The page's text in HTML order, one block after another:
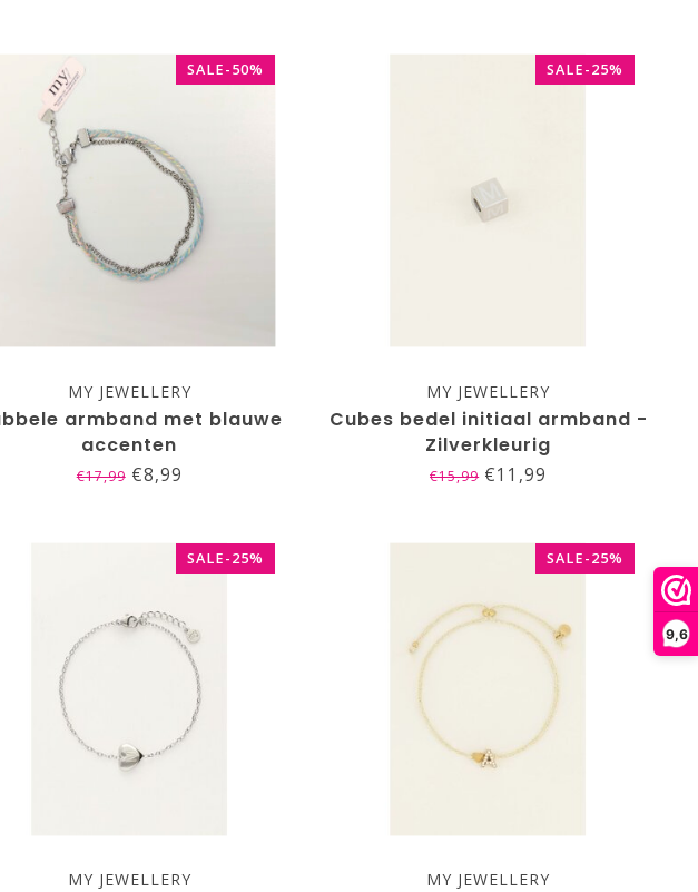
9,6
SALE-50%
MY JEWELLERY
armband met blauwe
accenten
€17,99€8,99
SALE-25%
MY JEWELLERY
Cubes bedel initiaal armband -
Zilverkleurig
€15,99€11,99
SALE-25%
MY JEWELLERY
SALE-25%
MY JEWELLERY